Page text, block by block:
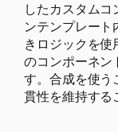
したカスタム
ンテンプレー
きロジックを
のコンポーネン
す。合成を使う
貫性を維持する